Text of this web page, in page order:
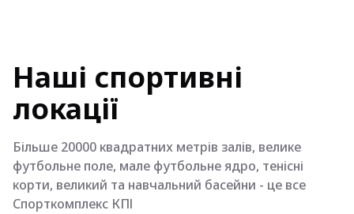
Наші спортивні
локації
Більше 20000 квадратних метрів залів, велике
футбольне поле, мале футбольне ядро, тенісні
корти, великий та навчальний басейни - це все
Спорткомплекс КПІ